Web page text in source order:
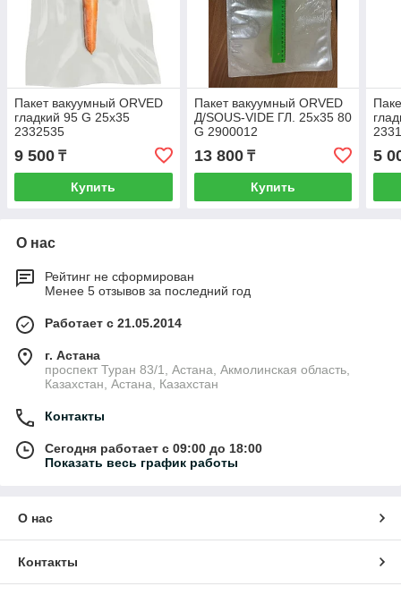
Пакет вакуумный ORVED
гладкий 95 G 25x35
2332535
9 500 ₸
Купить
Пакет вакуумный ORVED
Д/SOUS-VIDE ГЛ. 25х35 80
G 2900012
13 800₸
Купить
5
О нас
Рейтинг не сформирован
Менее 5 отзывов за последний год
Работает с 21.05.2014
г. Астана
проспект Туран 83/1, Астана, Акмолинская область,
Казахстан, Астана, Казахстан
Контакты
Сегодня работает с 09:00 до 18:00
Показать весь график работы
О нас
Контакты